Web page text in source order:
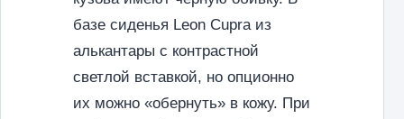
базе сиденья Leon Cupra из
алькантары с контрастной
светлой вставкой, но опционно
их можно «обернуть» в кожу. При